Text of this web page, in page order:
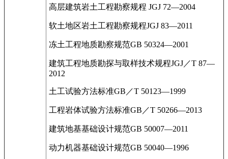
高层建筑岩土工程勘察规程 JGJ 72—2004
软土地区岩土工程勘察规程JGJ 83—2011
冻土工程地质勘察规范GB 50324—2001
建筑工程地质勘探与取样技术规程JGJ／T 87—
2012
土工试验方法标准GB／T 50123—1999
工程岩体试验方法标准GB／T 50266—2013
建筑地基基础设计规范GB 50007—2011
动力机器基础设计规范GB 50040—1996